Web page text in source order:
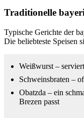
Traditionelle
Typische Gerichte der
Die beliebteste Speisen
Weißwurst –
Schweinsbraten –
Obatzda – ein
Brezen passt